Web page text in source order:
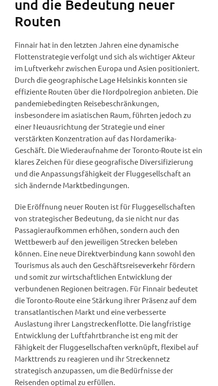
und die Bedeutung neuer
Routen
Finnair hat in den letzten Jahren eine dynamische
Flottenstrategie verfolgt und sich als wichtiger Akteur
im Luftverkehr zwischen Europa und Asien positioniert.
Durch die geographische Lage Helsinkis konnten sie
effiziente Routen über die Nordpolregion anbieten. Die
pandemiebedingten Reisebeschränkungen,
insbesondere im asiatischen Raum, führten jedoch zu
einer Neuausrichtung der Strategie und einer
verstärkten Konzentration auf das Nordamerika-
Geschäft. Die Wiederaufnahme der Toronto-Route ist ein
klares Zeichen für diese geografische Diversifizierung
und die Anpassungsfähigkeit der Fluggesellschaft an
sich ändernde Marktbedingungen.
Die Eröffnung neuer Routen ist für Fluggesellschaften
von strategischer Bedeutung, da sie nicht nur das
Passagieraufkommen erhöhen, sondern auch den
Wettbewerb auf den jeweiligen Strecken beleben
können. Eine neue Direktverbindung kann sowohl den
Tourismus als auch den Geschäftsreiseverkehr fördern
und somit zur wirtschaftlichen Entwicklung der
verbundenen Regionen beitragen. Für Finnair bedeutet
die Toronto-Route eine Stärkung ihrer Präsenz auf dem
transatlantischen Markt und eine verbesserte
Auslastung ihrer Langstreckenflotte. Die langfristige
Entwicklung der Luftfahrtbranche ist eng mit der
Fähigkeit der Fluggesellschaften verknüpft, flexibel auf
Markttrends zu reagieren und ihr Streckennetz
strategisch anzupassen, um die Bedürfnisse der
Reisenden optimal zu erfüllen.